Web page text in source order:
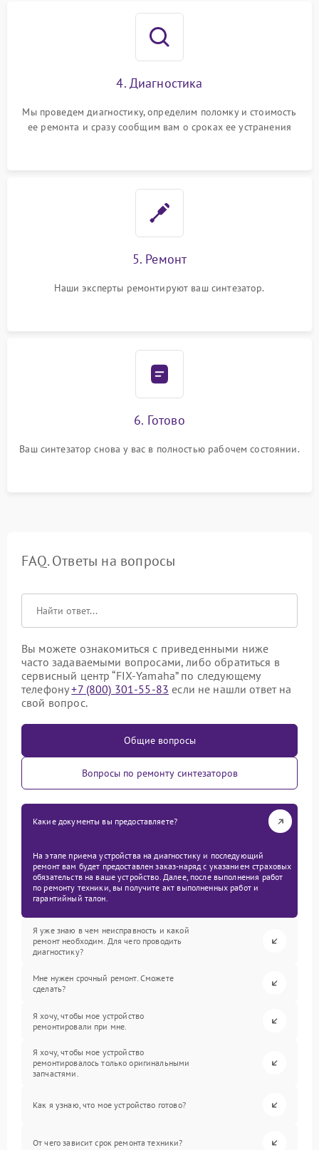
4. Диагностика
Мы проведем диагностику, определим поломку и стоимость
ее ремонта и сразу сообщим вам о сроках ее устранения
5. Ремонт
Наши эксперты ремонтируют ваш синтезатор.
6. Готово
Ваш синтезатор снова у вас в полностью рабочем состоянии.
FAQ. Ответы на вопросы
Вы можете ознакомиться с приведенными ниже
часто задаваемыми вопросами, либо обратиться в
сервисный центр “FIX-Yamaha” по следующему
телефону+7 (800) 301-55-83 если не нашли ответ на
свой вопрос.
Общие вопросы
Вопросы по ремонту синтезаторов
Какие документы вы предоставляете?
На этапе приема устройства на диагностику и последующий
ремонт вам будет предоставлен заказ-наряд с указанием страховых
обязательств на ваше устройство. Далее, после выполнения работ
по ремонту техники, вы получите акт выполненных работ и
гарантийный талон.
Я уже знаю в чем неисправность и какой
ремонт необходим. Для чего проводить
диагностику?
Мне нужен срочный ремонт. Сможете
сделать?
Я хочу, чтобы мое устройство
ремонтировали при мне.
Я хочу, чтобы мое устройство
ремонтировалось только оригинальными
запчастями.
Как я узнаю, что мое устройство готово?
От чего зависит срок ремонта техники?